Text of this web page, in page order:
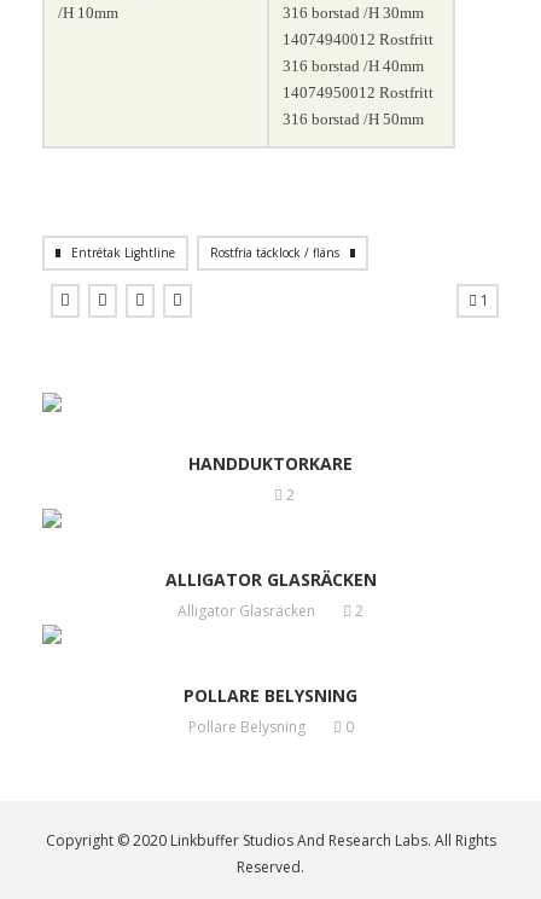
/H 10mm
316 borstad /H 30mm
14074940012 Rostfritt
316 borstad /H 40mm
14074950012 Rostfritt
316 borstad /H 50mm
Entrétak Lightline Rostfria täcklock / fläns
1
HANDDUKTORKARE
2
ALLIGATOR GLASRÄCKEN
Alligator Glasräcken 2
POLLARE BELYSNING
Pollare Belysning 0
Copyright © 2020 Linkbuffer Studios And Research Labs. All Rights
Reserved.